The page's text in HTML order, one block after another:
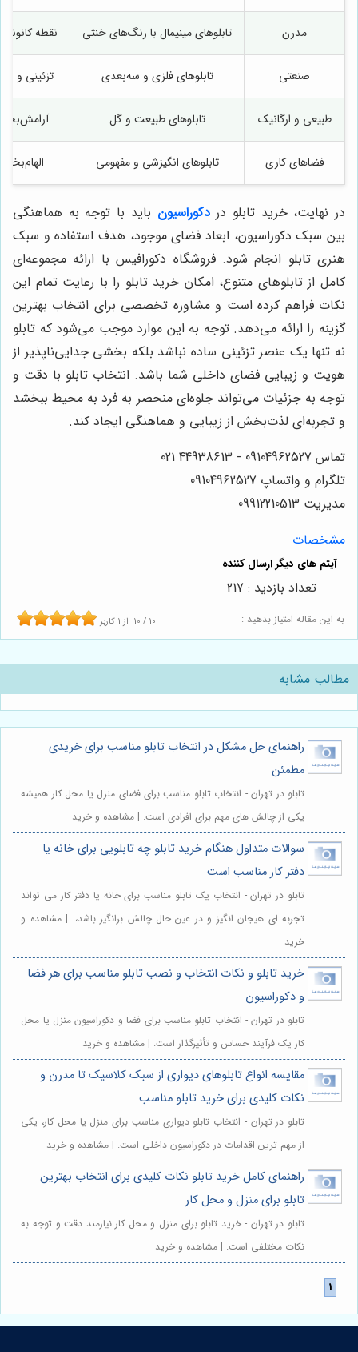
مدرن تابلوهای مینیمال با رنگ‌های خنثی نقطه
صنعتی تابلوهای فلزی و سه‌بعدی تزئینی و
طبیعی و ارگانیک تابلوهای طبیعت و گل
فضاهای کاری تابلوهای انگیزشی و مفهومی
در نهایت، خرید تابلو در دکوراسیون باید با توجه به هماهنگی
بین سبک دکوراسیون، ابعاد فضای موجود، هدف استفاده و سبک
هنری تابلو انجام شود. فروشگاه دکورافیس با ارائه مجموعه‌ای
کامل از تابلوهای متنوع، امکان خرید تابلو را با رعایت تمام این
نکات فراهم کرده است و مشاوره تخصصی برای انتخاب بهترین
گزینه را ارائه می‌دهد. توجه به این موارد موجب می‌شود که تابلو
نه تنها یک عنصر تزئینی ساده نباشد بلکه بخشی جدایی‌ناپذیر از
هویت و زیبایی فضای داخلی شما باشد. انتخاب تابلو با دقت و
توجه به جزئیات می‌تواند جلوه‌ای منحصر به فرد به محیط ببخشد
و تجربه‌ای لذت‌بخش از زیبایی و هماهنگی ایجاد کند.
تماس 09104962527 - 44938613 021
تلگرام و واتساپ 09104962527
مدیریت 09912210513
مشخصات
به این مقاله امتیاز بدهید : 10 / 10 از1 کاربر
تعداد بازدید : 217
مطالب مشابه
راهنمای حل مشکل در انتخاب تابلو مناسب برای خریدی
مطمئن
تابلو در تهران - انتخاب تابلو مناسب برای فضای منزل یا محل کار همیشه
یکی از چالش های مهم برای افرادی است. | مشاهده و خرید
سوالات متداول هنگام خرید تابلو چه تابلویی برای خانه یا
دفتر کار مناسب است
تابلو در تهران - انتخاب یک تابلو مناسب برای خانه یا دفتر کار می تواند
تجربه ای هیجان انگیز و در عین حال چالش برانگیز باشد،. | مشاهده و
خرید
خرید تابلو و نکات انتخاب و نصب تابلو مناسب برای هر فضا
و دکوراسیون
تابلو در تهران - انتخاب تابلو مناسب برای فضا و دکوراسیون منزل یا محل
کار یک فرآیند حساس و تأثیرگذار است. | مشاهده و خرید
مقایسه انواع تابلوهای دیواری از سبک کلاسیک تا مدرن و
نکات کلیدی برای خرید تابلو مناسب
تابلو در تهران - انتخاب تابلو دیواری مناسب برای منزل یا محل کار، یکی
از مهم ترین اقدامات در دکوراسیون داخلی است. | مشاهده و خرید
راهنمای کامل خرید تابلو نکات کلیدی برای انتخاب بهترین
تابلو برای منزل و محل کار
تابلو در تهران - خرید تابلو برای منزل و محل کار نیازمند دقت و توجه به
نکات مختلفی است. | مشاهده و خرید